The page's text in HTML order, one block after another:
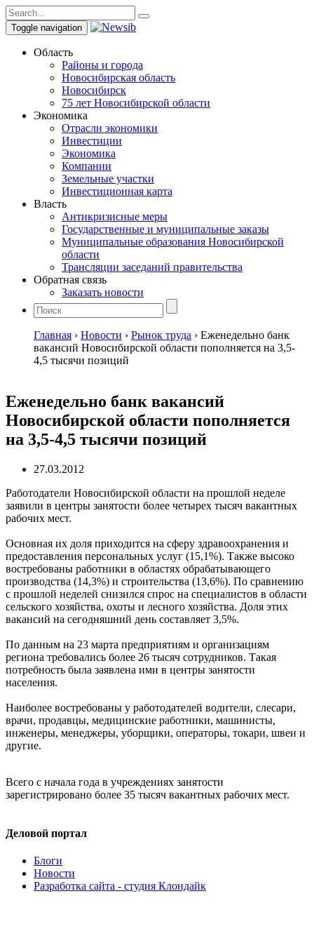
Toggle navigation
Область
Районы и города
Новосибирская область
Новосибирск
75 лет Новосибирской области
Экономика
Отрасли экономики
Инвестиции
Экономика
Компании
Земельные участки
Инвестиционная карта
Власть
Антикризисные меры
Государственные и муниципальные заказы
Муниципальные образования Новосибирской
области
Трансляции заседаний правительства
Обратная связь
Заказать новости
Главная › Новости › Рынок труда › Еженедельно банк
вакансий Новосибирской области пополняется на 3,5-
4,5 тысячи позиций
Еженедельно банк вакансий
Новосибирской области пополняется
на 3,5-4,5 тысячи позиций
27.03.2012
Работодатели Новосибирской области на прошлой неделе
заявили в центры занятости более четырех тысяч вакантных
рабочих мест.
Основная их доля приходится на сферу здравоохранения и
предоставления персональных услуг (15,1%). Также высоко
востребованы работники в областях обрабатывающего
производства (14,3%) и строительства (13,6%). По сравнению
с прошлой неделей снизился спрос на специалистов в области
сельского хозяйства, охоты и лесного хозяйства. Доля этих
вакансий на сегодняшний день составляет 3,5%.
По данным на 23 марта предприятиям и организациям
региона требовались более 26 тысяч сотрудников. Такая
потребность была заявлена ими в центры занятости
населения.
Наиболее востребованы у работодателей водители, слесари,
врачи, продавцы, медицинские работники, машинисты,
инженеры, менеджеры, уборщики, операторы, токари, швеи и
другие.
Всего с начала года в учреждениях занятости
зарегистрировано более 35 тысяч вакантных рабочих мест.
Деловой портал
Блоги
Новости
Разработка сайта - студия Клондайк